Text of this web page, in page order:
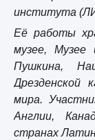
института
Её работы
музее, Музее
Пушкина,
Дрезденской
мира.
Англии,
странах